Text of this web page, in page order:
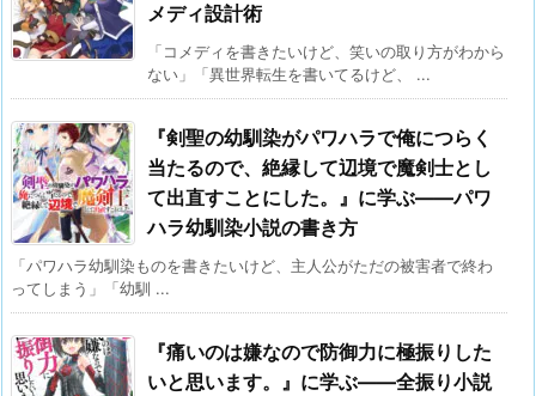
メディ設計術
「コメディを書きたいけど、笑いの取り方がわから
ない」「異世界転生を書いてるけど、 ...
『剣聖の幼馴染がパワハラで俺につらく
当たるので、絶縁して辺境で魔剣士とし
て出直すことにした。』に学ぶ——パワ
ハラ幼馴染小説の書き方
「パワハラ幼馴染ものを書きたいけど、主人公がただの被害者で終わ
ってしまう」「幼馴 ...
『痛いのは嫌なので防御力に極振りした
いと思います。』に学ぶ——全振り小説